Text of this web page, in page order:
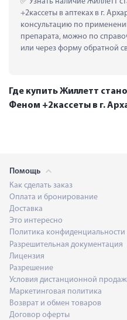
+2кассеты в аптеках в г.
консультацию по
препарата, можно по
или через форму обратной
Где купить Жиллетт
Феном +2кассеты в г.
Помощь
Как сделать заказ
Оплата и бронирование
Доставка
Это интересно
Политика конфиденциальности
Разрешительная документация
Лицензия
Разрешение
Условия дистанционной
Маркетинговая политика
Возврат и обмен товаров
Договор оферты